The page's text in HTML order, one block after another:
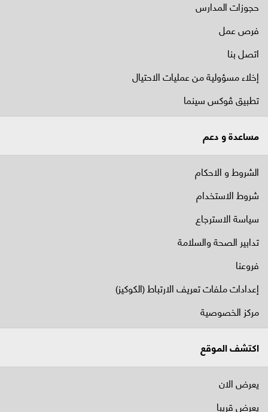
حجوزات المدارس
فرص عمل
اتصل بنا
إخلاء مسؤولية من عمليات الاحتيال
تطبيق ڤوكس سينما
مساعدة و دعم
الشروط و الاحكام
شروط الاستخدام
سياسة الاسترجاع
تدابير الصحة والسلامة
فروعنا
إعدادات ملفات تعريف الارتباط (الكوكيز)
مركز الخصوصية
اكتشف الموقع
يعرض الان
يعرض قريبا